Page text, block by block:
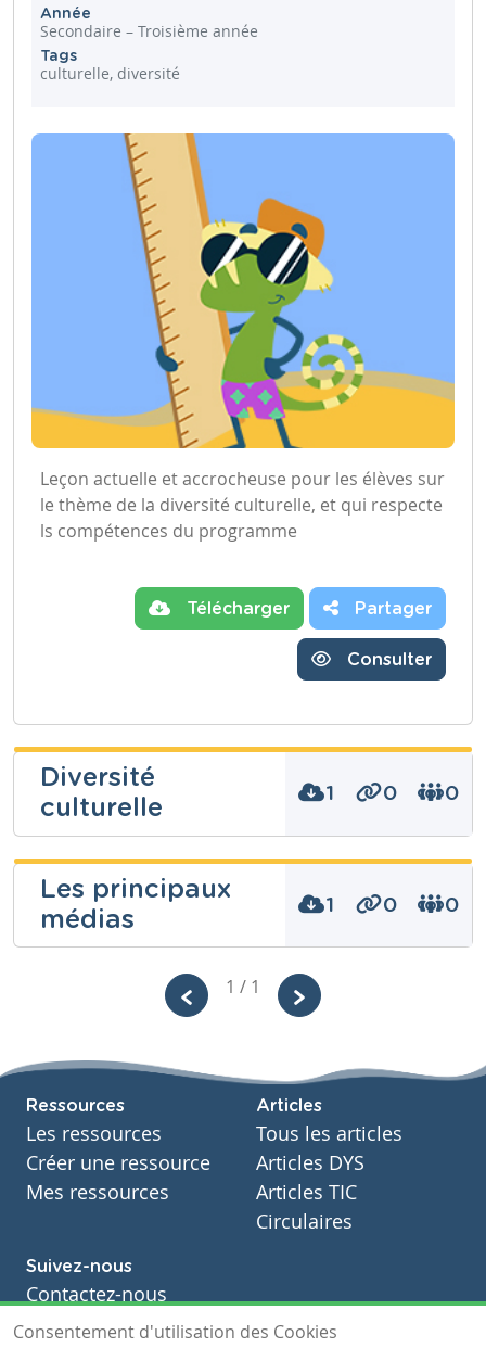
Année
Secondaire – Troisième année
Tags
culturelle, diversité
Leçon actuelle et accrocheuse pour les élèves sur
le thème de la diversité culturelle, et qui respecte
ls compétences du programme
Télécharger Partager
Consulter
Diversité
culturelle
1 0 0
Kevin Barba
Niveau
Sciences humaines
Tags
Les principaux
médias
1 0 0
Secondaire
Sciences humaines
Année
Secondaire – Troisième année
Tags
1 / 1
Ressources
Les ressources
Créer une ressource
Mes ressources
Articles
Tous les articles
Articles DYS
Articles TIC
Circulaires
Suivez-nous
Contactez-nous
Soutien scolaire
Consentement d'utilisation des Cookies